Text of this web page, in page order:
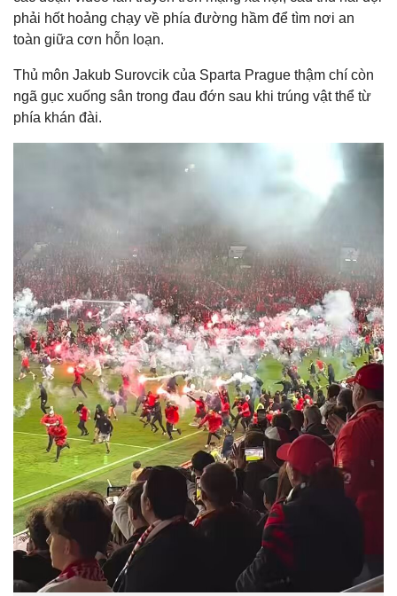
phải hốt hoảng chạy về phía đường hầm để tìm nơi an
toàn giữa cơn hỗn loạn.
Thủ môn Jakub Surovcik của Sparta Prague thậm chí còn
ngã gục xuống sân trong đau đớn sau khi trúng vật thể từ
phía khán đài.